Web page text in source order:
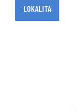
LOKALITA